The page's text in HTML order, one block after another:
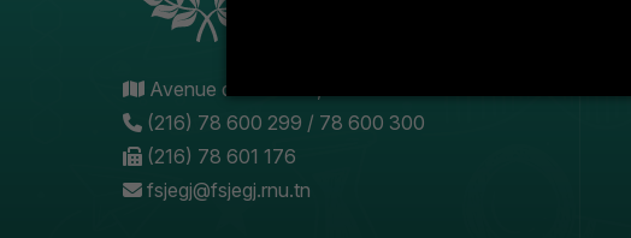
Avenue de l'U.M.A , 8189 Jendouba
(216) 78 600 299 / 78 600 300
(216) 78 601 176
fsjegj@fsjegj.rnu.tn